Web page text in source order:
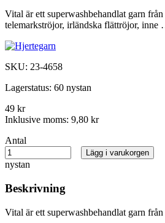
Vital är ett superwashbehandlat garn
telemarkströjor, irländska flättröjor, inne
SKU: 23-4658
Lagerstatus: 60 nystan
49 kr
Inklusive moms: 9,80 kr
Antal
nystan
Lägg i varukorgen
Beskrivning
Vital är ett superwashbehandlat garn